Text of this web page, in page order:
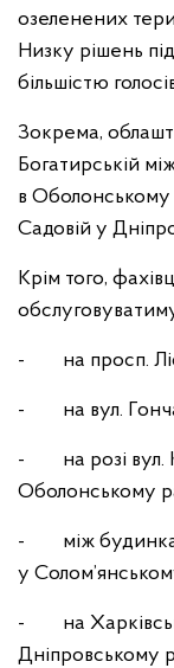
озеленених
Низку рішень
більшістю
Зокрема,
Богатирській
в Оболонському
Садовій у
Крім того,
- на просп.
- на вул.
- на розі вул.
Оболонському
- між
у
- на
Дніпровському